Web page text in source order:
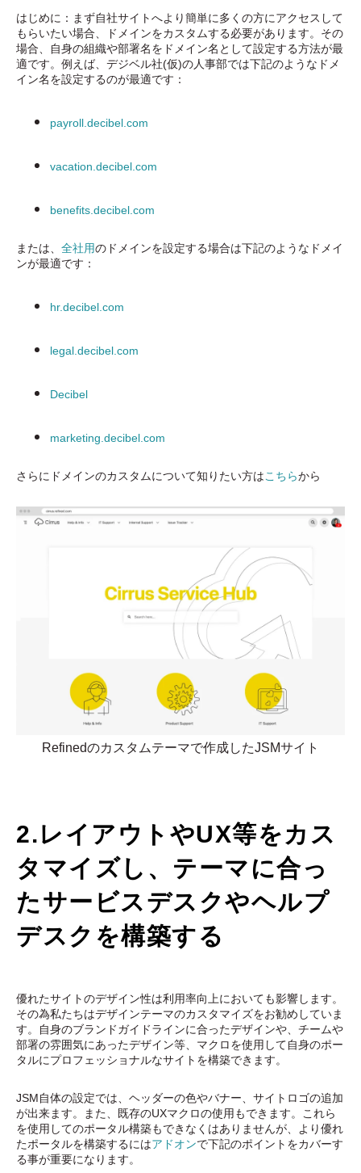
はじめに：まず自社サイトへより簡単に多くの方にアクセスして
もらいたい場合、ドメインをカスタムする必要があります。その
場合、自身の組織や部署名をドメイン名として設定する方法が最
適です。例えば、デジベル社(仮)の人事部では下記のようなドメ
イン名を設定するのが最適です：
payroll.decibel.com
vacation.decibel.com
benefits.decibel.com
または、 全社用のドメインを設定する場合は下記のようなドメイ
ンが最適です：
hr.decibel.com
legal.decibel.com
Decibel
marketing.decibel.com
さらにドメインのカスタムについて知りたい方はこちらから
Refinedのカスタムテーマで作成したJSMサイト
2.レイアウトやUX等をカス
タマイズし、テーマに合っ
たサービスデスクやヘルプ
デスクを構築する
優れたサイトのデザイン性は利用率向上においても影響します。
その為私たちはデザインテーマのカスタマイズをお勧めしていま
す。自身のブランドガイドラインに合ったデザインや、チームや
部署の雰囲気にあったデザイン等、 マクロを使用して自身のポー
タルにプロフェッショナルなサイトを構築できます。
JSM自体の設定では、ヘッダーの色やバナー、サイトロゴの追加
が出来ます。また、既存のUXマクロの使用もできます。これら
を使用してのポータル構築もできなくはありませんが、より優れ
たポータルを構築するにはアドオンで下記のポイントをカバーす
る事が重要になります。